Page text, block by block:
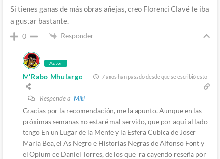
Si tienes ganas de más obras añejas, creo Florenci Clavé te iba
a gustar bastante.
0 Responder
Autor
M'Rabo Mhulargo 7 años han pasado desde que se escribió esto
Responde a Miki
Gracias por la recomendación, me la apunto. Aunque en las
próximas semanas no estaré mal servido, que por aquí al lado
tengo En un Lugar de la Mente y la Esfera Cubica de Joser
Maria Bea, el As Negro e Historias Negras de Alfonso Font y
el Opium de Daniel Torres, de los que ira cayendo reseña por